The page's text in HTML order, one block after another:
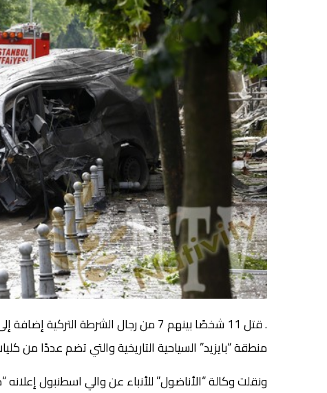
منطقة “بايزيد” السياحية التاريخية والتي تضم عددًا من
ونقلت وكالة “الأناضول” للأنباء عن والي اسطنبول